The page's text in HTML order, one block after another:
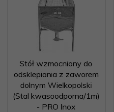
Stół wzmocniony do
odsklepiania z zaworem
dolnym Wielkopolski
(Stal kwasoodporna/1m)
- PRO Inox